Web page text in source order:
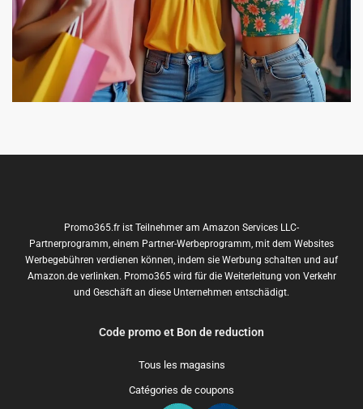
Promo365.fr ist Teilnehmer am Amazon Services LLC-
Partnerprogramm, einem Partner-Werbeprogramm, mit dem Websites
Werbegebühren verdienen können, indem sie Werbung schalten und auf
Amazon.de verlinken. Promo365 wird für die Weiterleitung von Verkehr
und Geschäft an diese Unternehmen entschädigt.
Code promo et Bon de reduction
Tous les magasins
Catégories de coupons